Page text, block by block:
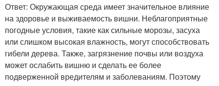
Ответ: Окружающая среда имеет значительное влияние
на здоровье и выживаемость вишни. Неблагоприятные
погодные условия, такие как сильные морозы, засуха
или слишком высокая влажность, могут способствовать
гибели дерева. Также, загрязнение почвы или воздуха
может ослабить вишню и сделать ее более
подверженной вредителям и заболеваниям. Поэтому